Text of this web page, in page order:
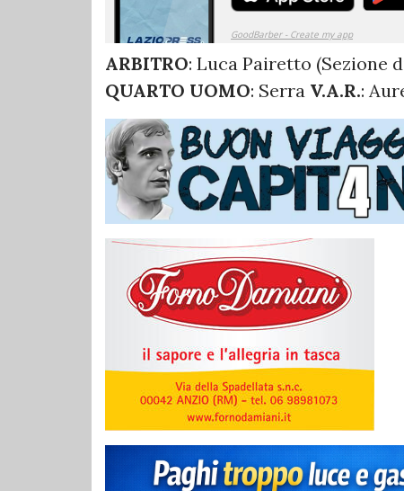
ARBITRO: Luca Pairetto (Sezione
QUARTO UOMO: Serra V.A.R.: